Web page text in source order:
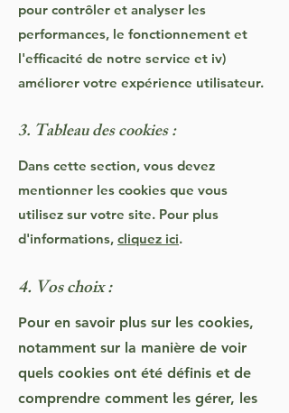
pour contrôler et analyser les
performances, le fonctionnement et
l'efficacité de notre service et iv)
améliorer votre expérience utilisateur.
3. Tableau des cookies :
Dans cette section, vous devez
mentionner les cookies que vous
utilisez sur votre site. Pour plus
d'informations, cliquez ici.
4. Vos choix :
Pour en savoir plus sur les cookies,
notamment sur la manière de voir
quels cookies ont été définis et de
comprendre comment les gérer, les